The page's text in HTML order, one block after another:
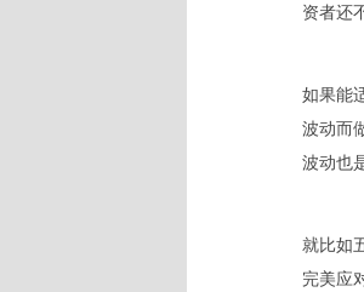
资者还
如果能
波动而
波动也
就比如
完美应